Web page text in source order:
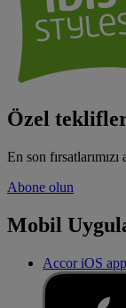
Özel
En son
Abone olun
Mobil
Accor iOS app